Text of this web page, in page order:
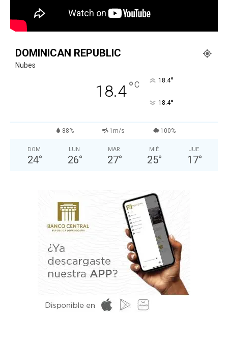
DOMINICAN REPUBLIC
Nubes
18.4°C 18.4°
18.4°
88% 1m/s 100%
DOM
24°
LUN
26°
MAR
27°
MIÉ
25°
JUE
17°